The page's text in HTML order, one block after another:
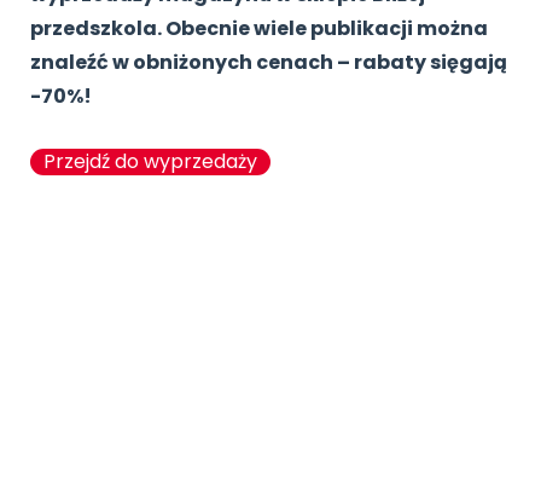
przedszkola. Obecnie wiele publikacji można
znaleźć w obniżonych cenach – rabaty sięgają
-70%!
Przejdź do wyprzedaży